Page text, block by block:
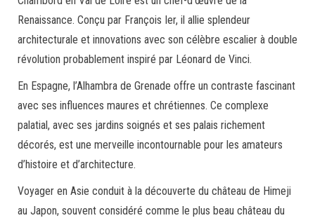
Renaissance. Conçu par François Ier, il allie splendeur
architecturale et innovations avec son célèbre escalier à double
révolution probablement inspiré par Léonard de Vinci.
En Espagne, l’Alhambra de Grenade offre un contraste fascinant
avec ses influences maures et chrétiennes. Ce complexe
palatial, avec ses jardins soignés et ses palais richement
décorés, est une merveille incontournable pour les amateurs
d’histoire et d’architecture.
Voyager en Asie conduit à la découverte du château de Himeji
au Japon, souvent considéré comme le plus beau château du